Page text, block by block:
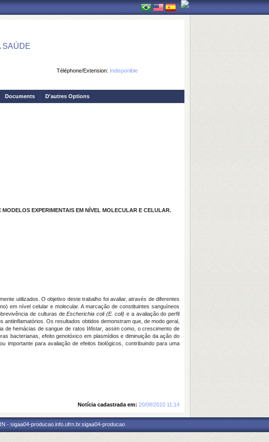
SAÚDE
Téléphone/Extension: Indisponible
Documents D'autres Options
EXPERIMENTAIS EM NÍVEL MOLECULAR E CELULAR.
utilizados. O objetivo deste trabalho foi avaliar, através de diferentes
em nível celular e molecular. A marcação de constituintes sanguíneos
de culturas deEscherichia coli (E. coli) e a avaliação do perfil
Os resultados obtidos demonstram que, de modo geral,
de hemácias de sangue de ratos Wistar , assim como, o crescimento de
bacterianas, efeito genotóxico em plasmídios e diminuição da ação do
importante para avaliação de efeitos biológicos, contribuindo para uma
Notícia cadastrada em: 20/08/2010 11:14
- sigaa04-producao.info.ufrn.br.sigaa04-producao